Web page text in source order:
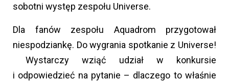
sobotni występ zespołu Universe.
Dla fanów zespołu Aquadrom przygotował
niespodziankę. Do wygrania spotkanie z Universe!
Wystarczy wziąć udział w konkursie
i odpowiedzieć na pytanie – dlaczego to właśnie